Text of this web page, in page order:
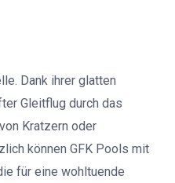
Dank ihrer glatten
Gleitflug durch das
Kratzern oder
können GFK Pools mit
für eine wohltuende